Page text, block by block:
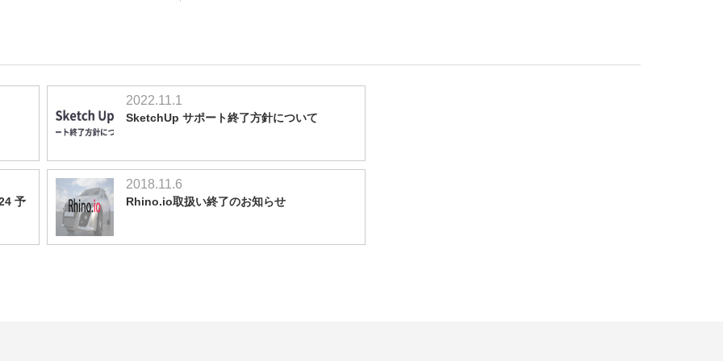
2022.11.1
SketchUp サポート終了方針について
予
2018.11.6
Rhino.io取扱い終了のお知らせ